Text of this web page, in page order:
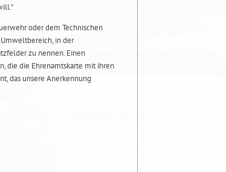
oder dem Technischen
in der
zu nennen. Einen
die die Ehrenamtskarte mit ihren
das unsere Anerkennung